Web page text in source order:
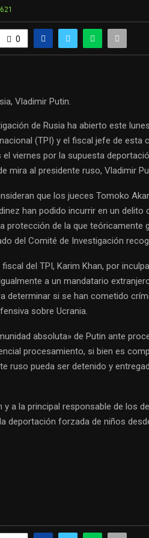
621
0
Vladimir Putin.
de Rusia ha abierto este
(TPI) y el fiscal jefe de
viernes por la supuesta
mira al presidente ruso, Vladimir
que los jueces Tomoko
han podido incurrir en un
protección de la que teóricamente
del Comité de Investigación
del TPI, Karim Khan, por
a un mandatario
determinar si se han cometido
sobre Ucrania.
absoluta» de Putin ante
procesamiento, si bien es
ruso pueda ser detenido y
y a la principal responsable de los
deportación forzada de niños